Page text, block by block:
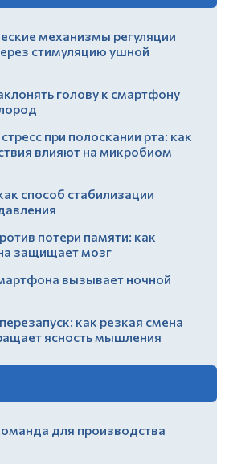
механизмы регуляции
стимуляцию ушной
голову к смартфону
при полоскании рта: как
влияют на микробиом
способ стабилизации
потери памяти: как
защищает мозг
вызывает ночной
как резкая смена
ясность мышления
для производства